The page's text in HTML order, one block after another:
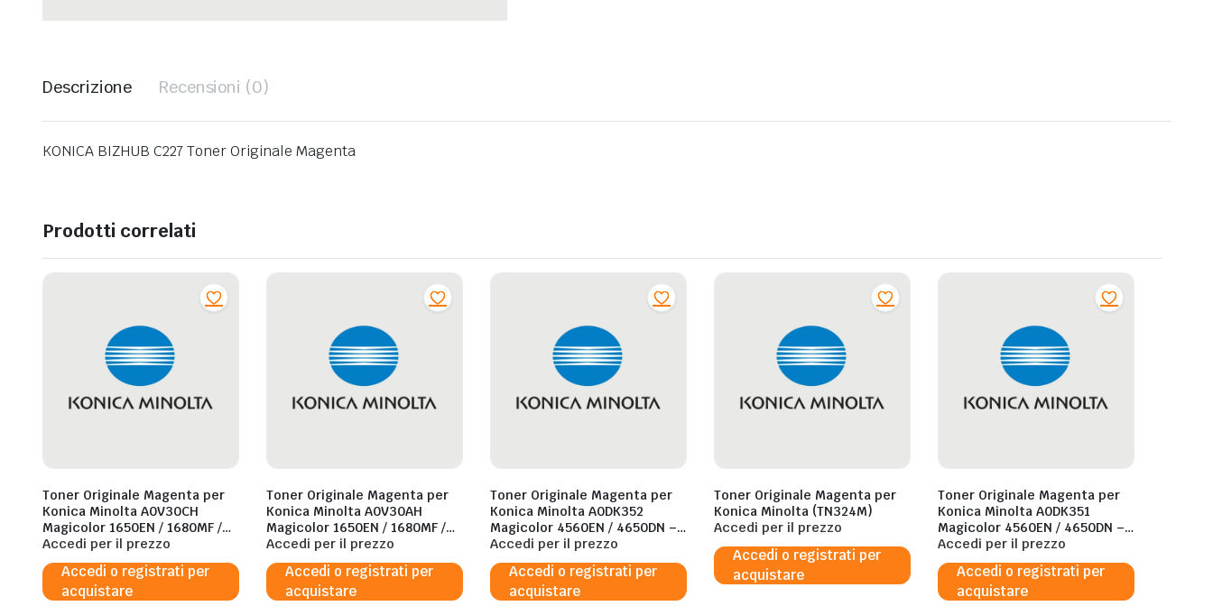
Descrizione Recensioni (0)
KONICA BIZHUB C227 Toner Originale Magenta
Prodotti correlati
Toner Originale Magenta per
Konica Minolta A0V30CH
Magicolor 1650EN / 1680MF /
1690MF – 2.500 pagine al 5%
Accedi per il prezzo
Accedi o registrati per
acquistare
Toner Originale Magenta per
Konica Minolta A0V30AH
Magicolor 1650EN / 1680MF /
1690MF – 1.500 pagine al 5%
Accedi per il prezzo
Accedi o registrati per
acquistare
Toner Originale Magenta per
Konica Minolta A0DK352
Magicolor 4560EN / 4650DN –
8.000 pagine al 5%
Accedi per il prezzo
Accedi o registrati per
acquistare
Toner Originale Magenta per
Konica Minolta (TN324M)
Accedi per il prezzo
Accedi o registrati per
acquistare
Toner Originale Magenta per
Konica Minolta A0DK351
Magicolor 4560EN / 4650DN –
4.000 pagine al 5%
Accedi per il prezzo
Accedi o registrati per
acquistare